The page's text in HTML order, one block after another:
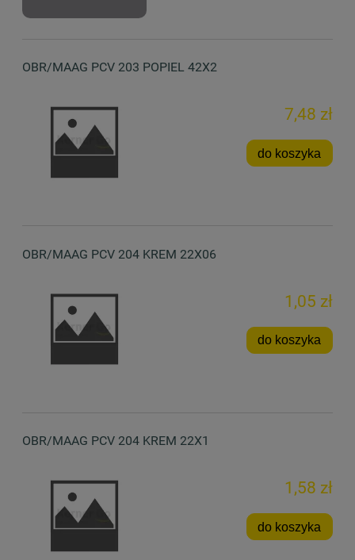
OBR/MAAG PCV 203 POPIEL 42X2
7,48 zł
do koszyka
OBR/MAAG PCV 204 KREM 22X06
1,05 zł
do koszyka
OBR/MAAG PCV 204 KREM 22X1
1,58 zł
do koszyka